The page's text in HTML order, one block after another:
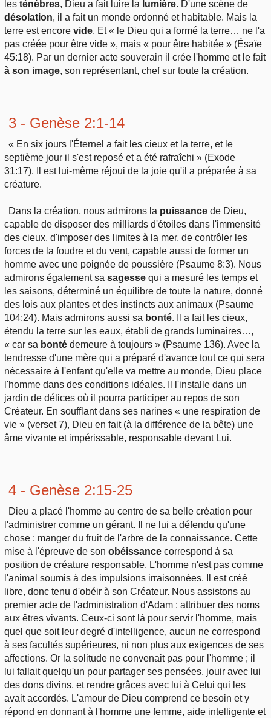
les ténèbres, Dieu a fait luire la lumière. D'une scène de
désolation, il a fait un monde ordonné et habitable. Mais la
terre est encore vide. Et « le Dieu qui a formé la terre… ne l'a
pas créée pour être vide », mais « pour être habitée » (Ésaïe
45:18). Par un dernier acte souverain il crée l'homme et le fait
à son image, son représentant, chef sur toute la création.
3 - Genèse 2:1-14
« En six jours l'Éternel a fait les cieux et la terre, et le
septième jour il s'est reposé et a été rafraîchi » (Exode
31:17). Il est lui-même réjoui de la joie qu'il a préparée à sa
créature.
Dans la création, nous admirons la puissance de Dieu,
capable de disposer des milliards d'étoiles dans l'immensité
des cieux, d'imposer des limites à la mer, de contrôler les
forces de la foudre et du vent, capable aussi de former un
homme avec une poignée de poussière (Psaume 8:3). Nous
admirons également sa sagesse qui a mesuré les temps et
les saisons, déterminé un équilibre de toute la nature, donné
des lois aux plantes et des instincts aux animaux (Psaume
104:24). Mais admirons aussi sa bonté. Il a fait les cieux,
étendu la terre sur les eaux, établi de grands luminaires…,
« car sa bonté demeure à toujours » (Psaume 136). Avec la
tendresse d'une mère qui a préparé d'avance tout ce qui sera
nécessaire à l'enfant qu'elle va mettre au monde, Dieu place
l'homme dans des conditions idéales. Il l'installe dans un
jardin de délices où il pourra participer au repos de son
Créateur. En soufflant dans ses narines « une respiration de
vie » (verset 7), Dieu en fait (à la différence de la bête) une
âme vivante et impérissable, responsable devant Lui.
4 - Genèse 2:15-25
Dieu a placé l'homme au centre de sa belle création pour
l'administrer comme un gérant. Il ne lui a défendu qu'une
chose : manger du fruit de l'arbre de la connaissance. Cette
mise à l'épreuve de son obéissance correspond à sa
position de créature responsable. L'homme n'est pas comme
l'animal soumis à des impulsions irraisonnées. Il est créé
libre, donc tenu d'obéir à son Créateur. Nous assistons au
premier acte de l'administration d'Adam : attribuer des noms
aux êtres vivants. Ceux-ci sont là pour servir l'homme, mais
quel que soit leur degré d'intelligence, aucun ne correspond
à ses facultés supérieures, ni non plus aux exigences de ses
affections. Or la solitude ne convenait pas pour l'homme ; il
lui fallait quelqu'un pour partager ses pensées, jouir avec lui
des dons divins, et rendre grâces avec lui à Celui qui les
avait accordés. L'amour de Dieu comprend ce besoin et y
répond en donnant à l'homme une femme, aide intelligente et